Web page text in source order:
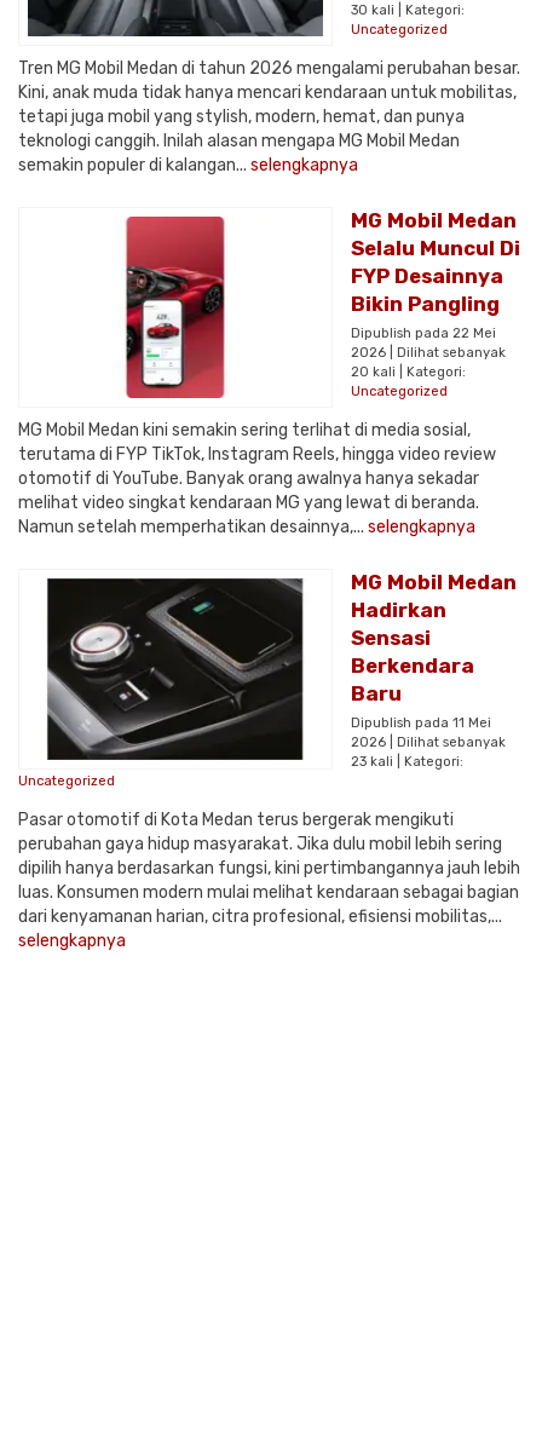
30 kali | Kategori:
Uncategorized
Tren MG Mobil Medan di tahun 2026 mengalami perubahan besar.
Kini, anak muda tidak hanya mencari kendaraan untuk mobilitas,
tetapi juga mobil yang stylish, modern, hemat, dan punya
teknologi canggih. Inilah alasan mengapa MG Mobil Medan
semakin populer di kalangan... selengkapnya
MG Mobil Medan
Selalu Muncul Di
FYP Desainnya
Bikin Pangling
Dipublish pada 22 Mei
2026 | Dilihat sebanyak
20 kali | Kategori:
Uncategorized
MG Mobil Medan kini semakin sering terlihat di media sosial,
terutama di FYP TikTok, Instagram Reels, hingga video review
otomotif di YouTube. Banyak orang awalnya hanya sekadar
melihat video singkat kendaraan MG yang lewat di beranda.
Namun setelah memperhatikan desainnya,... selengkapnya
MG Mobil Medan
Hadirkan
Sensasi
Berkendara
Baru
Dipublish pada 11 Mei
2026 | Dilihat sebanyak
23 kali | Kategori:
Uncategorized
Pasar otomotif di Kota Medan terus bergerak mengikuti
perubahan gaya hidup masyarakat. Jika dulu mobil lebih sering
dipilih hanya berdasarkan fungsi, kini pertimbangannya jauh lebih
luas. Konsumen modern mulai melihat kendaraan sebagai bagian
dari kenyamanan harian, citra profesional, efisiensi mobilitas,...
selengkapnya